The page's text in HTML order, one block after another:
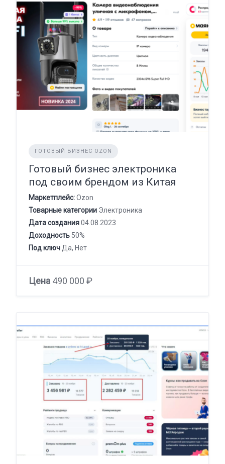
ГОТОВЫЙ БИЗНЕС OZON
Готовый бизнес электроника
под своим брендом из Китая
Маркетплейс:Ozon
Товарные категории Электроника
Дата создания04.08.2023
Доходность 50%
Под ключ Да, Нет
Цена 490 000 ₽